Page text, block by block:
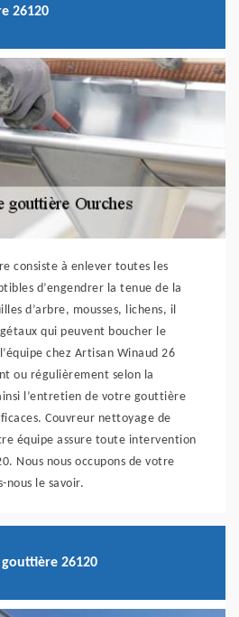
26120
consiste à enlever toutes les
d’engendrer la tenue de la
d’arbre, mousses, lichens, il
qui peuvent boucher le
chez Artisan Winaud 26
ou régulièrement selon la
l’entretien de votre gouttière
Couvreur nettoyage de
équipe assure toute intervention
Nous nous occupons de votre
le savoir.
26120